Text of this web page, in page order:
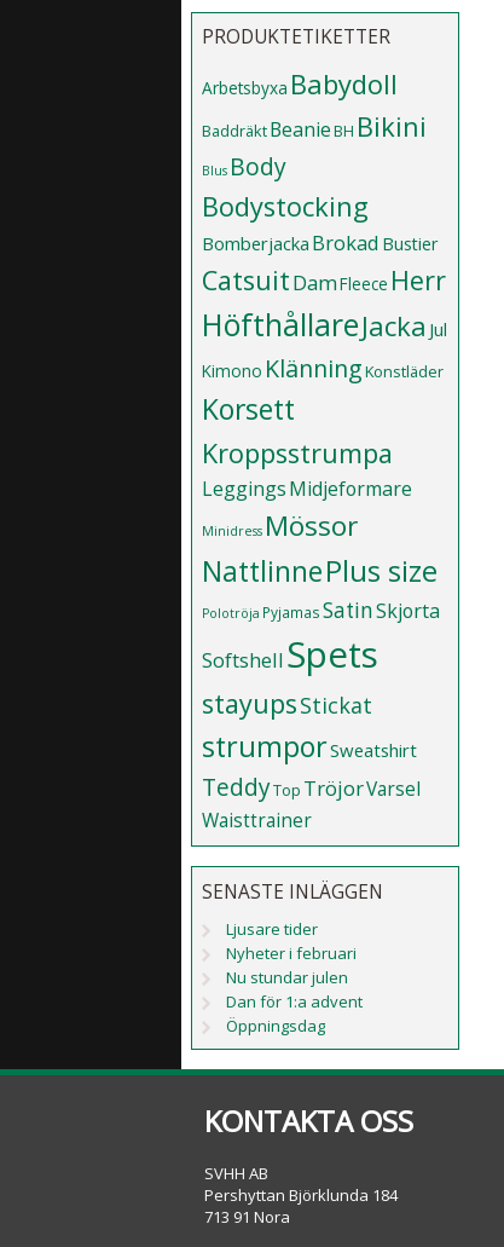
PRODUKTETIKETTER
Arbetsbyxa Babydoll
BaddräktBeanieBH Bikini
Blus Body
Bodystocking
Bomberjacka Brokad Bustier
CatsuitDamFleece Herr
HöfthållareJacka Jul
Kimono KlänningKonstläder
Korsett
Kroppsstrumpa
LeggingsMidjeformare
Minidress Mössor
NattlinnePlus size
Polotröja PyjamasSatinSkjorta
Softshell Spets
stayupsStickat
strumporSweatshirt
TeddyTop TröjorVarsel
Waisttrainer
SENASTE INLÄGGEN
Ljusare tider
Nyheter i februari
Nu stundar julen
Dan för 1:a advent
Öppningsdag
KONTAKTA OSS
SVHH AB
Pershyttan Björklunda 184
713 91 Nora